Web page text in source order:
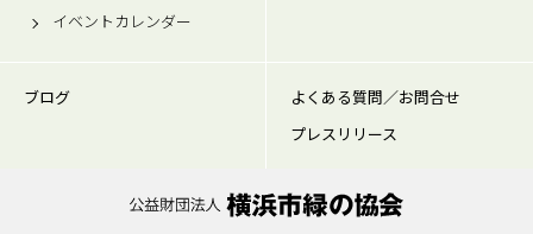
イベントカレンダー
ブログ
よくある質問／お問合せ
プレスリリース